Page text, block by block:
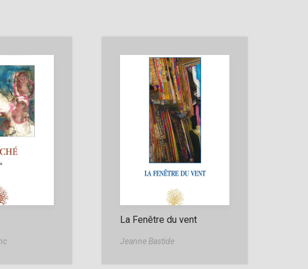
La Fenêtre du vent
Jeanne Bastide